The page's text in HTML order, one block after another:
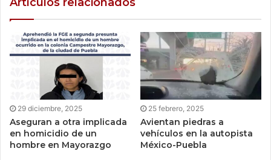
29 diciembre, 2025
Aseguran a otra implicada
en homicidio de un
hombre en Mayorazgo
25 febrero, 2025
Avientan piedras a
vehículos en la autopista
México-Puebla